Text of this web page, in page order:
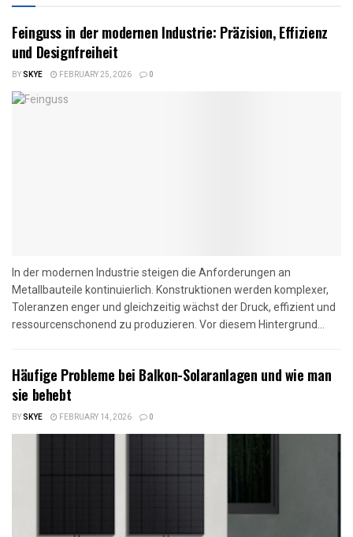
Feinguss in der modernen Industrie: Präzision, Effizienz
und Designfreiheit
BYSKYE FEBRUARY 25, 2026 0
In der modernen Industrie steigen die Anforderungen an
Metallbauteile kontinuierlich. Konstruktionen werden komplexer,
Toleranzen enger und gleichzeitig wächst der Druck, effizient und
ressourcenschonend zu produzieren. Vor diesem Hintergrund...
Häufige Probleme bei Balkon-Solaranlagen und wie man
sie behebt
BYSKYE FEBRUARY 14, 2026 0